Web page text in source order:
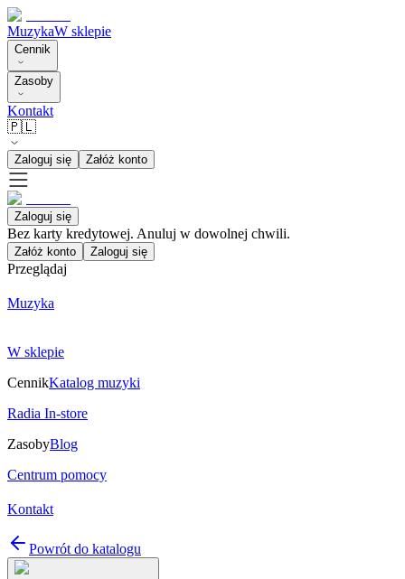
MuzykaW sklepie
Cennik
Zasoby
Kontakt
🇵🇱
Zaloguj się Załóż konto
Zaloguj się
Bez karty kredytowej. Anuluj w dowolnej chwili.
Załóż konto Zaloguj się
Przeglądaj
Muzyka
W sklepie
CennikKatalog muzyki
Radia In-store
ZasobyBlog
Centrum pomocy
Kontakt
Powrót do katalogu